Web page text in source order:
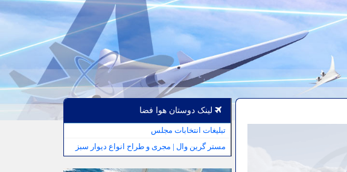
لینک دوستان هوا فضا
تبلیغات انتخابات مجلس
مستر گرین وال | مجری و طراح انواع دیوار سبز